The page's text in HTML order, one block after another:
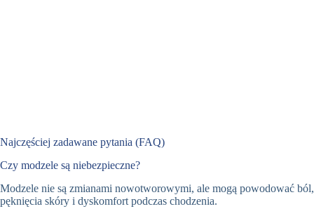
Najczęściej zadawane pytania (FAQ)
Czy modzele są niebezpieczne?
Modzele nie są zmianami nowotworowymi, ale mogą powodować ból,
pęknięcia skóry i dyskomfort podczas chodzenia.